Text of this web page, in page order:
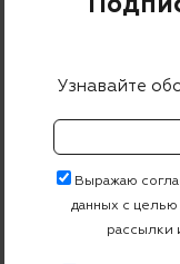
Узнавайте
Выражаю
данных с
рассылки